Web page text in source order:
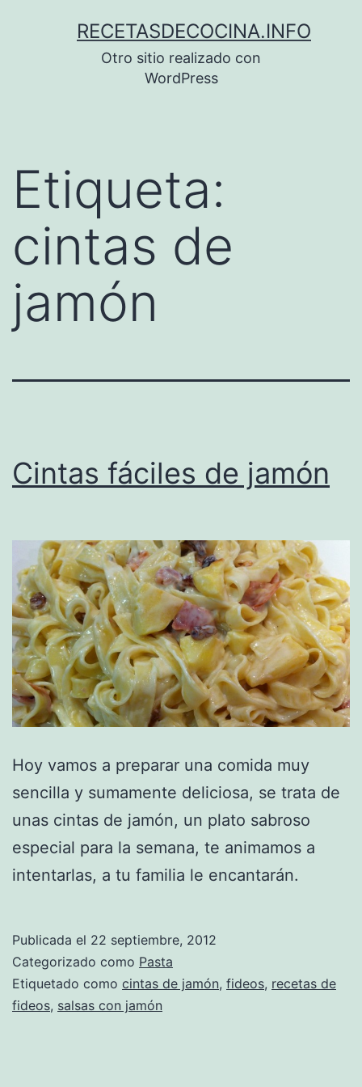
RECETASDECOCINA.INFO
Otro sitio realizado con
WordPress
Etiqueta:
cintas de
jamón
Cintas fáciles de jamón
Hoy vamos a preparar una comida muy
sencilla y sumamente deliciosa, se trata de
unas cintas de jamón, un plato sabroso
especial para la semana, te animamos a
intentarlas, a tu familia le encantarán.
Publicada el 22 septiembre, 2012
Categorizado como Pasta
Etiquetado como cintas de jamón, fideos, recetas de
fideos, salsas con jamón